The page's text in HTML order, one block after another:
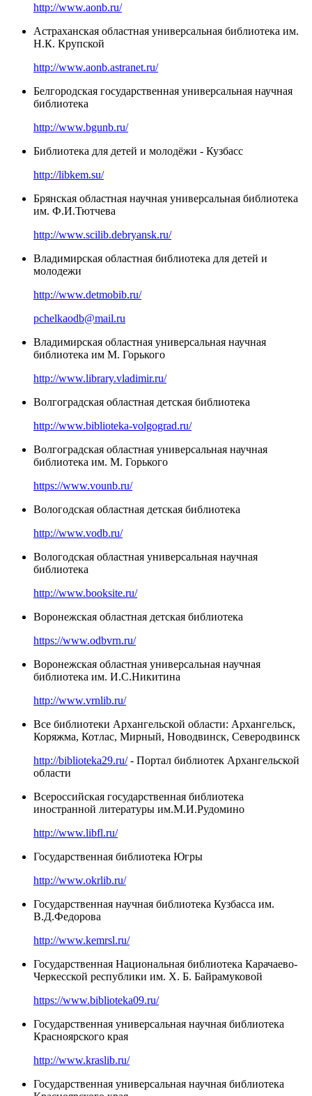
http://www.aonb.ru/
Астраханская областная универсальная библиотека им.
Н.К. Крупской
http://www.aonb.astranet.ru/
Белгородская государственная универсальная научная
библиотека
http://www.bgunb.ru/
Библиотека для детей и молодёжи - Кузбасс
http://libkem.su/
Брянская областная научная универсальная библиотека
им. Ф.И.Тютчева
http://www.scilib.debryansk.ru/
Владимирская областная библиотека для детей и
молодежи
http://www.detmobib.ru/
pchelkaodb@mail.ru
Владимирская областная универсальная научная
библиотека им М. Горького
http://www.library.vladimir.ru/
Волгоградская областная детская библиотека
http://www.biblioteka-volgograd.ru/
Волгоградская областная универсальная научная
библиотека им. М. Горького
https://www.vounb.ru/
Вологодская областная детская библиотека
http://www.vodb.ru/
Вологодская областная универсальная научная
библиотека
http://www.booksite.ru/
Воронежская областная детская библиотека
https://www.odbvrn.ru/
Воронежская областная универсальная научная
библиотека им. И.С.Никитина
http://www.vrnlib.ru/
Все библиотеки Архангельской области: Архангельск,
Коряжма, Котлас, Мирный, Новодвинск, Северодвинск
http://biblioteka29.ru/- Портал библиотек Архангельской
области
Всероссийская государственная библиотека
иностранной литературы им.М.И.Рудомино
http://www.libfl.ru/
Государственная библиотека Югры
http://www.okrlib.ru/
Государственная научная библиотека Кузбасса им.
В.Д.Федорова
http://www.kemrsl.ru/
Государственная Национальная библиотека Карачаево-
Черкесской республики им. Х. Б. Байрамуковой
https://www.biblioteka09.ru/
Государственная универсальная научная библиотека
Красноярского края
http://www.kraslib.ru/
Государственная универсальная научная библиотека